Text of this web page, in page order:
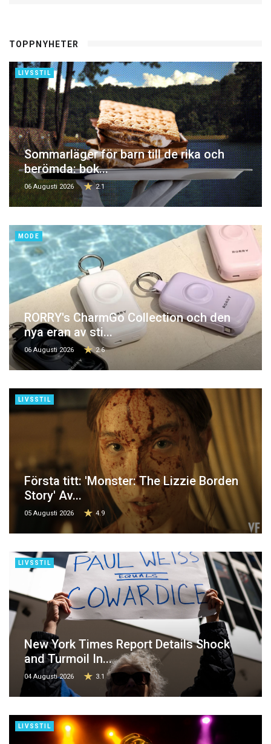
TOPPNYHETER
LIVSSTIL
Sommarläger för barn till de rika och
berömda: bok...
06 Augusti 2026 2.1
MODE
RORRY's CharmGo Collection och den
nya eran av sti...
06 Augusti 2026 2.6
LIVSSTIL
Första titt: 'Monster: The Lizzie Borden
Story' Av...
05 Augusti 2026 4.9
LIVSSTIL
New York Times Report Details Shock
and Turmoil In...
04 Augusti 2026 3.1
LIVSSTIL